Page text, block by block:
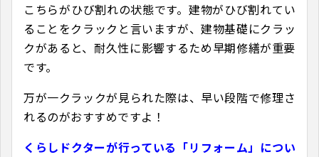
こちらがひび割れの状態です。建物がひび割れてい
ることをクラックと言いますが、建物基礎にクラッ
クがあると、耐久性に影響するため早期修繕が重要
です。
万が一クラックが見られた際は、早い段階で修理さ
れるのがおすすめですよ！
くらしドクターが行っている「リフォーム」につい